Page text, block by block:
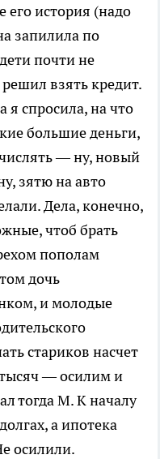
его история (надо
запилила по
почти не
взять кредит.
спросила, на что
большие деньги,
— ну, новый
зятю на авто
Дела, конечно,
чтоб брать
пополам
дочь
и молодые
стариков насчет
— осилим и
тогда М. К началу
а ипотека
осилили.